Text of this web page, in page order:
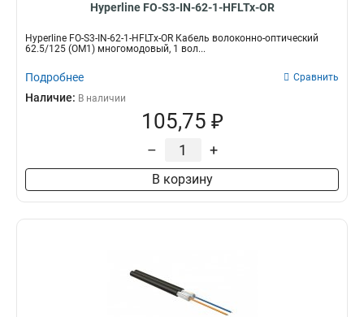
Hyperline FO-S3-IN-62-1-HFLTx-OR
Hyperline FO-S3-IN-62-1-HFLTx-OR Кабель волоконно-оптический
62.5/125 (OM1) многомодовый, 1 вол...
Подробнее Сравнить
Наличие: В наличии
105,75 ₽
– +
В корзину